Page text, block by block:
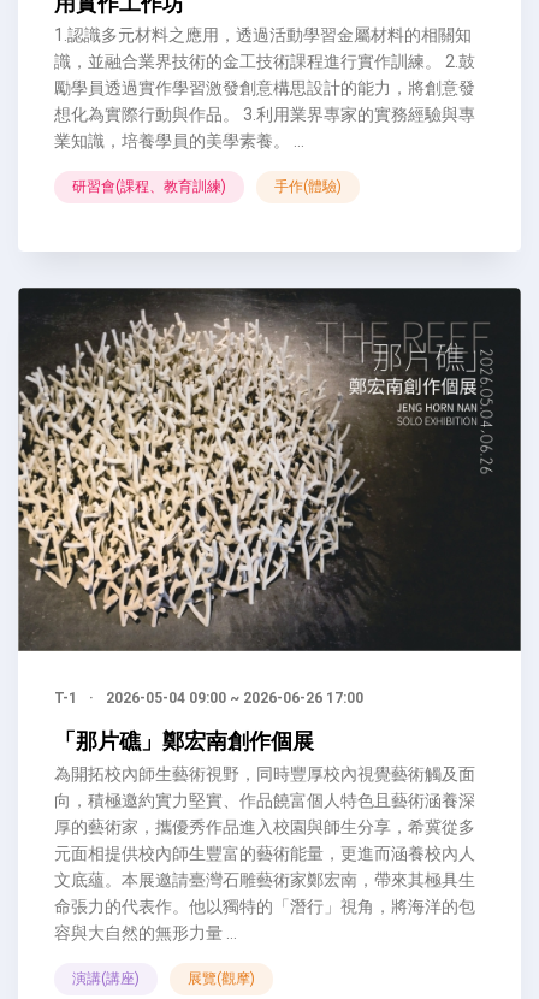
1.認識多元材料之應用，透過活動學習金屬材料的相關知
識，並融合業界技術的金工技術課程進行實作訓練。 2.鼓
勵學員透過實作學習激發創意構思設計的能力，將創意發
想化為實際行動與作品。 3.利用業界專家的實務經驗與專
業知識，培養學員的美學素養。 ...
研習會(課程、教育訓練) 手作(體驗)
T-1 · 2026-05-04 09:00 ~ 2026-06-26 17:00
「那片礁」鄭宏南創作個展
為開拓校內師生藝術視野，同時豐厚校內視覺藝術觸及面
向，積極邀約實力堅實、作品饒富個人特色且藝術涵養深
厚的藝術家，攜優秀作品進入校園與師生分享，希冀從多
元面相提供校內師生豐富的藝術能量，更進而涵養校內人
文底蘊。本展邀請臺灣石雕藝術家鄭宏南，帶來其極具生
命張力的代表作。他以獨特的「潛行」視角，將海洋的包
容與大自然的無形力量 ...
演講(講座) 展覽(觀摩)